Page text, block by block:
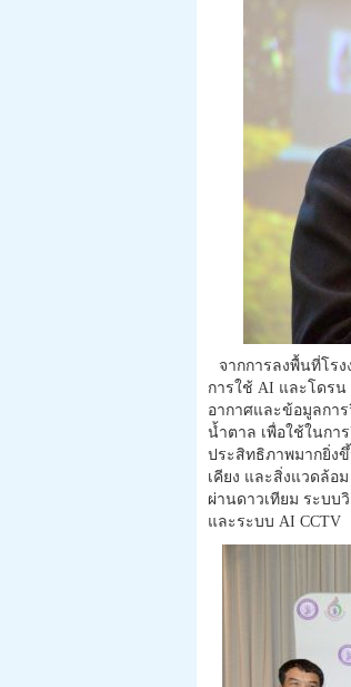
จากการลงพื้นที่โร
การใช้ AI และโดรน
อากาศและข้อมูลกา
น้ำตาล เพื่อใช้ในกา
ประสิทธิภาพมากยิ่ง
เคียง และสิ่งแวดล้อ
ผ่านดาวเทียม ระบบ
และระบบ AI CCTV